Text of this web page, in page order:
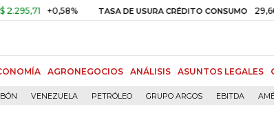
+0,58% TASA DE USURA CRÉDITO CONSUMO 29,66%
AGRONEGOCIOS ANÁLISIS ASUNTOS LEGALES
VENEZUELA PETRÓLEO GRUPO ARGOS EBITDA